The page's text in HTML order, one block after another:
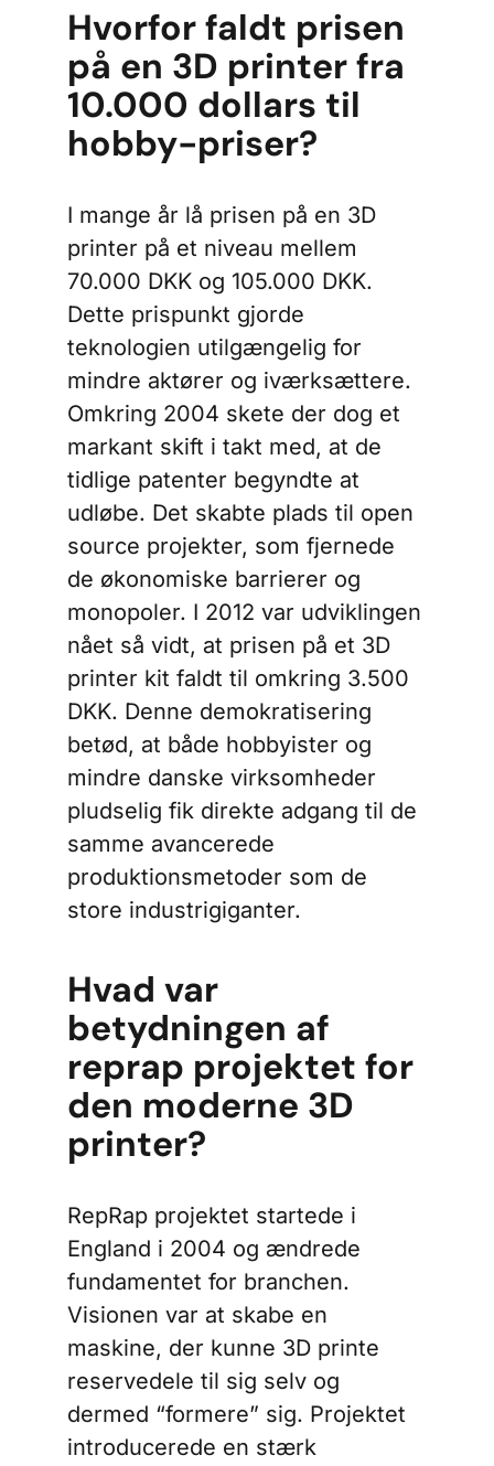
Hvorfor faldt prisen
på en 3D printer fra
10.000 dollars til
hobby-priser?
I mange år lå prisen på en 3D
printer på et niveau mellem
70.000 DKK og 105.000 DKK.
Dette prispunkt gjorde
teknologien utilgængelig for
mindre aktører og iværksættere.
Omkring 2004 skete der dog et
markant skift i takt med, at de
tidlige patenter begyndte at
udløbe. Det skabte plads til open
source projekter, som fjernede
de økonomiske barrierer og
monopoler. I 2012 var udviklingen
nået så vidt, at prisen på et 3D
printer kit faldt til omkring 3.500
DKK. Denne demokratisering
betød, at både hobbyister og
mindre danske virksomheder
pludselig fik direkte adgang til de
samme avancerede
produktionsmetoder som de
store industrigiganter.
Hvad var
betydningen af
reprap projektet for
den moderne 3D
printer?
RepRap projektet startede i
England i 2004 og ændrede
fundamentet for branchen.
Visionen var at skabe en
maskine, der kunne 3D printe
reservedele til sig selv og
dermed “formere” sig. Projektet
introducerede en stærk